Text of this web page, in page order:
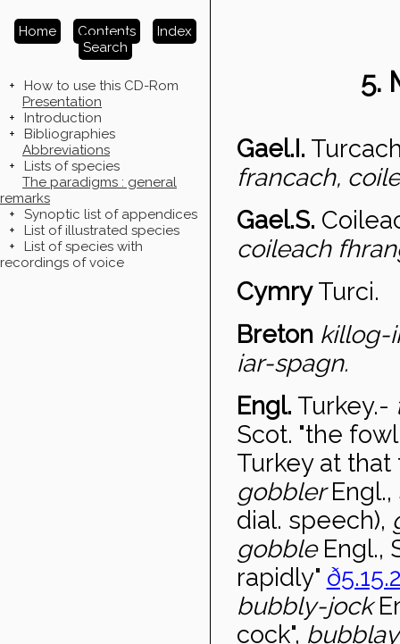
Home Contents
Index
Search
+
How to use this CD-Rom
Presentation
+
Introduction
+
Bibliographies
Abbreviations
+
Lists of species
The paradigms : general
remarks
+
Synoptic list of appendices
+
List of illustrated species
+
List of species with
recordings of voice
5.
Gael.I.
francach,
Gael.S.
coileach
Cymry Turci.
Breton killog-
iar-spagn.
Engl. Turkey.-
Scot. "the
Turkey at
gobbler
dial. speech),
gobble Engl.,
rapidly"
bubbly-jock
cock",